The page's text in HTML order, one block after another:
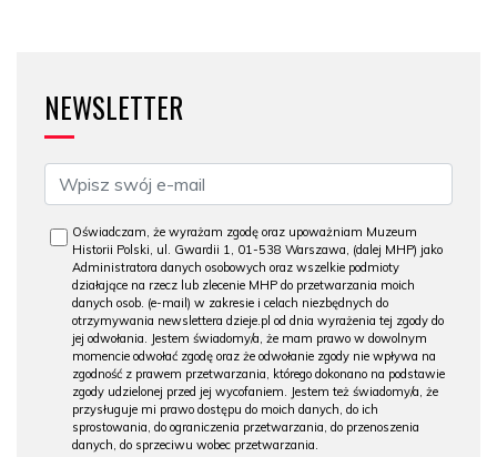
NEWSLETTER
Oświadczam, że wyrażam zgodę oraz upoważniam Muzeum
Historii Polski, ul. Gwardii 1, 01-538 Warszawa, (dalej MHP) jako
Administratora danych osobowych oraz wszelkie podmioty
działające na rzecz lub zlecenie MHP do przetwarzania moich
danych osob. (e-mail) w zakresie i celach niezbędnych do
otrzymywania newslettera dzieje.pl od dnia wyrażenia tej zgody do
jej odwołania. Jestem świadomy/a, że mam prawo w dowolnym
momencie odwołać zgodę oraz że odwołanie zgody nie wpływa na
zgodność z prawem przetwarzania, którego dokonano na podstawie
zgody udzielonej przed jej wycofaniem. Jestem też świadomy/a, że
przysługuje mi prawo dostępu do moich danych, do ich
sprostowania, do ograniczenia przetwarzania, do przenoszenia
danych, do sprzeciwu wobec przetwarzania.